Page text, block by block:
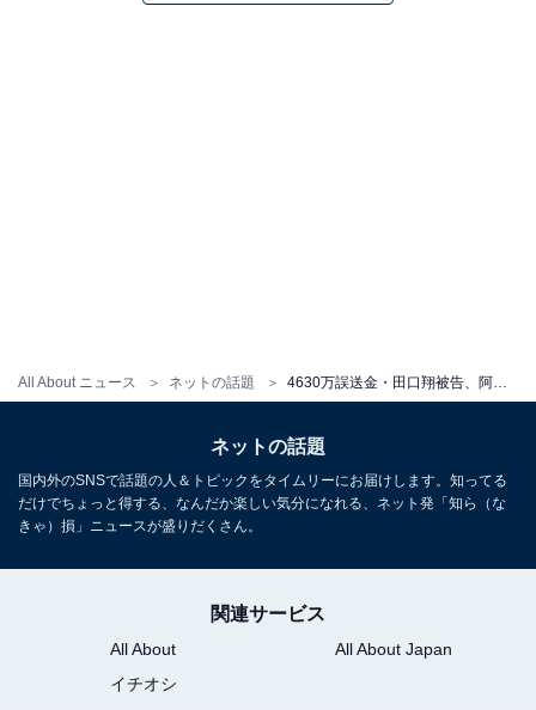
All About ニュース ネットの話題
ネットの話題
国内外のSNSで話題の人＆トピックをタイムリーにお届けします。知ってる
だけでちょっと得する、なんだか楽しい気分になれる、ネット発「知ら（な
きゃ）損」ニュースが盛りだくさん。
関連サービス
All About
All About Japan
イチオシ